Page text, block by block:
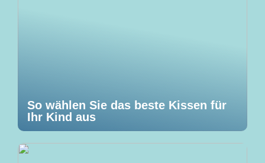
So wählen Sie das beste Kissen für
Ihr Kind aus